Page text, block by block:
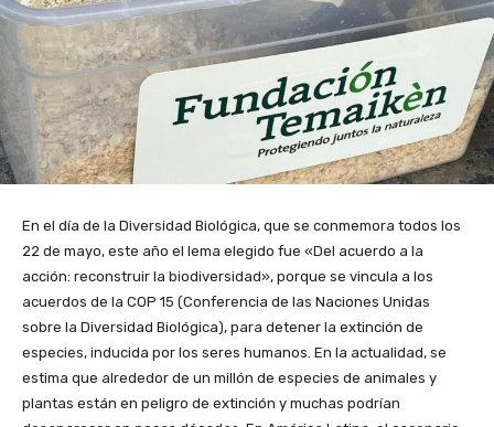
En el día de la Diversidad Biológica, que se conmemora todos los
22 de mayo, este año el lema elegido fue «Del acuerdo a la
acción: reconstruir la biodiversidad», porque se vincula a los
acuerdos de la COP 15 (Conferencia de las Naciones Unidas
sobre la Diversidad Biológica), para detener la extinción de
especies, inducida por los seres humanos. En la actualidad, se
estima que alrededor de un millón de especies de animales y
plantas están en peligro de extinción y muchas podrían